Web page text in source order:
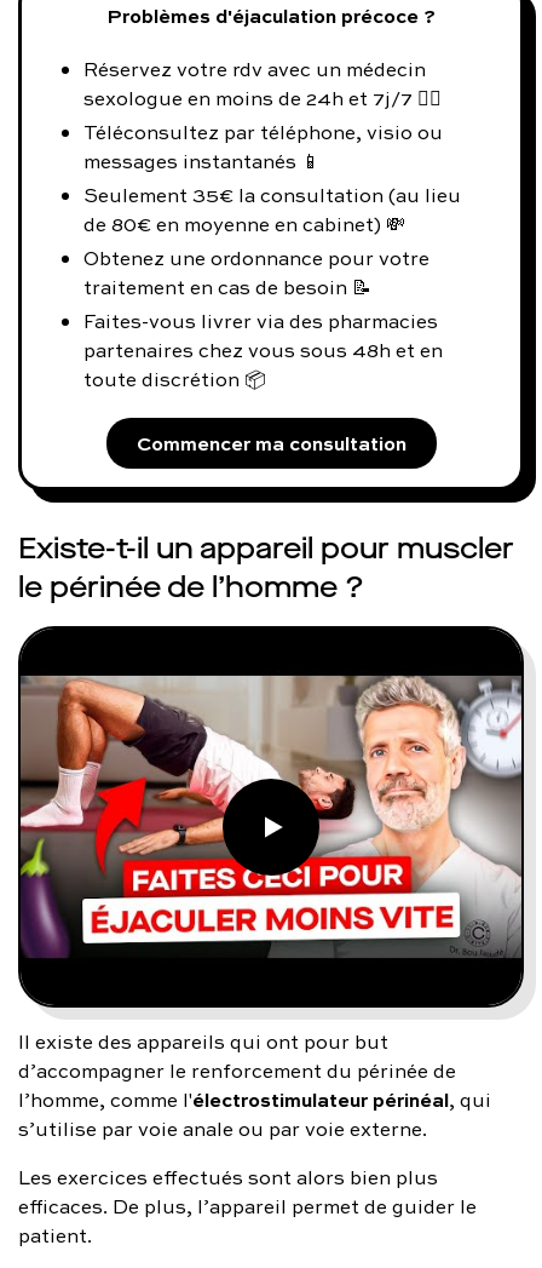
Problèmes d'éjaculation précoce ?
Réservez votre rdv avec un médecin
sexologue en moins de 24h et 7j/7 👨‍⚕️
Téléconsultez par téléphone, visio ou
messages instantanés 📱
Seulement 35€ la consultation (au lieu
de 80€ en moyenne en cabinet) 💸
Obtenez une ordonnance pour votre
traitement en cas de besoin 📝
Faites-vous livrer via des pharmacies
partenaires chez vous sous 48h et en
toute discrétion 📦
Commencer ma consultation
Existe-t-il un appareil pour muscler
le périnée de l’homme ?
Il existe des appareils qui ont pour but
d’accompagner le renforcement du périnée de
l’homme, comme l'électrostimulateur périnéal, qui
s’utilise par voie anale ou par voie externe.
Les exercices effectués sont alors bien plus
efficaces. De plus, l’appareil permet de guider le
patient.